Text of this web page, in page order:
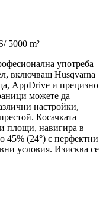
5000 m²
употреба
включващ Husqvarna
AppDrive и прецизно
можете да
настройки,
Косачката
площи, навигира в
45% (24°) с перфектни
условия. Изисква се